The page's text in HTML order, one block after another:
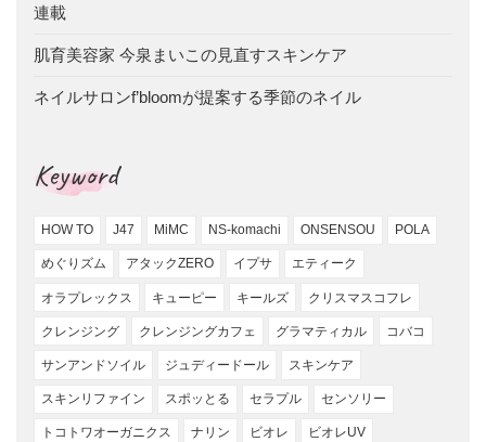
連載
肌育美容家 今泉まいこの見直すスキンケア
ネイルサロンf’bloomが提案する季節のネイル
Keyword
HOW TO J47 MiMC NS-komachi ONSENSOU POLA
めぐりズム アタックZERO イプサ エティーク
オラプレックス キューピー キールズ クリスマスコフレ
クレンジング クレンジングカフェ グラマティカル コバコ
サンアンドソイル ジュディードール スキンケア
スキンリファイン スポッとる セラプル センソリー
トコトワオーガニクス ナリン ビオレ ビオレUV